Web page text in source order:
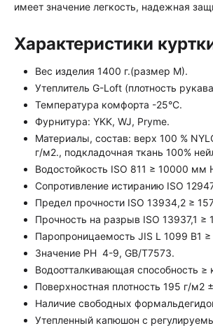
имеет значение легкость, надежная
Характеристики
Вес изделия 1400 г.(размер М).
Утеплитель G-Loft (плотность
Температура комфорта -25°C.
Фурнитура: YKK, WJ, Pryme.
Материалы, состав: верх 100 %
г/м2., подкладочная ткань 100%
Водостойкость ISO 811 ≥ 10000 мм
Сопротивление истиранию ISO
Предел прочности ISO 13934,2 ≥
Прочность на разрыв ISO 13937,1 ≥
Паропроницаемость JIS L 1099 B1
Значение PH 4-9, GB/T7573.
Водоотталкивающая способность ≥
Поверхностная плотность 195 г/м2
Наличие свободных
Утепленный капюшон с